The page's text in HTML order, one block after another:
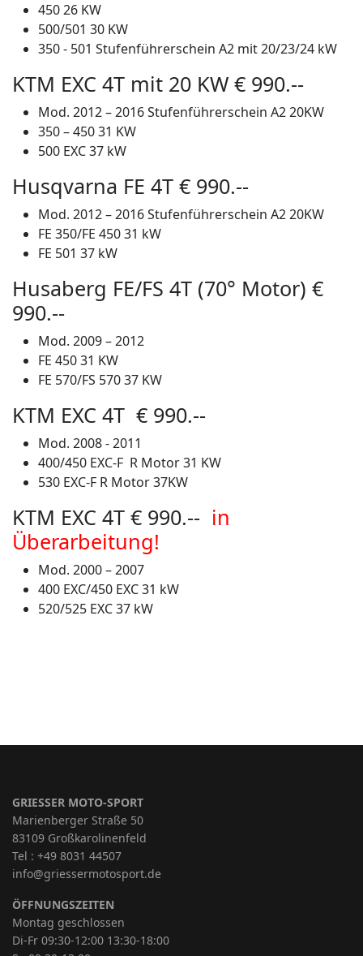
450 26 KW
500/501 30 KW
350 - 501 Stufenführerschein A2 mit 20/23/24 kW
KTM EXC 4T mit 20 KW € 990.--
Mod. 2012 – 2016 Stufenführerschein A2 20KW
350 – 450 31 KW
500 EXC 37 kW
Husqvarna FE 4T € 990.--
Mod. 2012 – 2016 Stufenführerschein A2 20KW
FE 350/FE 450 31 kW
FE 501 37 kW
Husaberg FE/FS 4T (70° Motor) €
990.--
Mod. 2009 – 2012
FE 450 31 KW
FE 570/FS 570 37 KW
KTM EXC 4T € 990.--
Mod. 2008 - 2011
400/450 EXC-F R Motor 31 KW
530 EXC-F R Motor 37KW
KTM EXC 4T € 990.-- in
Überarbeitung!
Mod. 2000 – 2007
400 EXC/450 EXC 31 kW
520/525 EXC 37 kW
GRIESSER MOTO-SPORT
Marienberger Straße 50
83109 Großkarolinenfeld
Tel : +49 8031 44507
info@griessermotosport.de
ÖFFNUNGSZEITEN
Montag geschlossen
Di-Fr 09:30-12:00 13:30-18:00